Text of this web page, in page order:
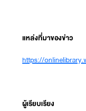
แหล่งที่มาของข่าว
https://
ผู้เรียบเรียง